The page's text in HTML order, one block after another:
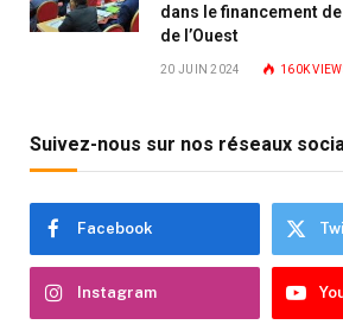
dans le financement
de l’Ouest
20 JUIN 2024 160K
Suivez-nous sur nos réseaux
Facebook
Instagram